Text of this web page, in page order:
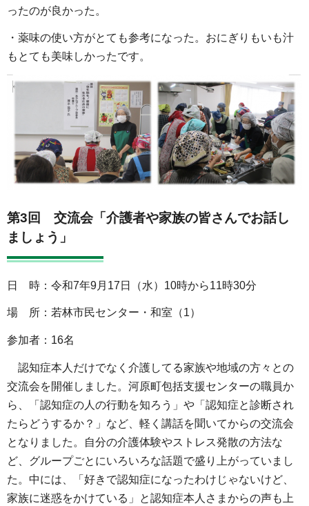
ったのが良かった。
・薬味の使い方がとても参考になった。おにぎりもいも汁
もとても美味しかったです。
第3回 交流会「介護者や家族の皆さんでお話し
ましょう」
日 時：令和7年9月17日（水）10時から11時30分
場 所：若林市民センター・和室（1）
参加者：16名
認知症本人だけでなく介護してる家族や地域の方々との
交流会を開催しました。河原町包括支援センターの職員か
ら、「認知症の人の行動を知ろう」や「認知症と診断され
たらどうするか？」など、軽く講話を聞いてからの交流会
となりました。自分の介護体験やストレス発散の方法な
ど、グループごとにいろいろな話題で盛り上がっていまし
た。中には、「好きで認知症になったわけじゃないけど、
家族に迷惑をかけている」と認知症本人さまからの声も上